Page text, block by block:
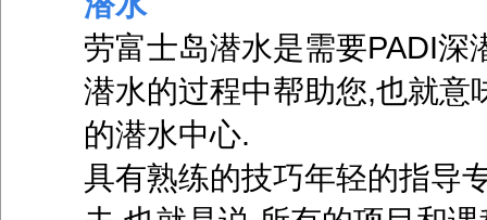
劳富士岛潜水是需要PADI
潜水的过程中帮助您,也就意
的潜水中心.
具有熟练的技巧年轻的指导